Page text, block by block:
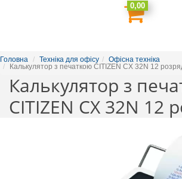
0,00
Головна Техніка для офісу
Офісна техніка
Калькулятор з печаткою CITIZEN CX 32N 12
Калькулятор з
CITIZEN CX 32N 12